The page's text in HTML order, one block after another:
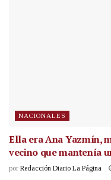
NACIONALES
Ella era Ana Yazmín,
vecino que mantenía
por Redacción Diario La Página